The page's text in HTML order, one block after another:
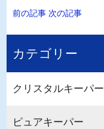
前の記事 次の記事
カテゴリー
クリスタルキーパー
ピュアキーパー